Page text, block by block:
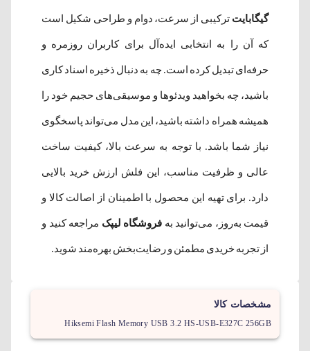
گیگابایت ترکیبی از سرعت، دوام و طراحی شکیل است
که آن را به انتخابی ایده‌آل برای کاربران روزمره و
حرفه‌ای تبدیل کرده است. چه به دنبال ذخیره اسناد کاری
باشید، چه بخواهید ویدئوها و موسیقی‌های حجیم خود را
همیشه همراه داشته باشید، این مدل می‌تواند پاسخگوی
نیاز شما باشد. با توجه به سرعت بالا، کیفیت ساخت
عالی و ظرفیت مناسب، این فلش ارزش خرید بالایی
دارد. برای تهیه این محصول با اطمینان از اصالت کالا و
قیمت به‌روز، می‌توانید به فروشگاه لیپک مراجعه کنید و
از تجربه خریدی مطمئن و رضایت‌بخش بهره‌مند شوید.
مشخصات کالا
Hiksemi Flash Memory USB 3.2 HS-USB-E327C 256GB